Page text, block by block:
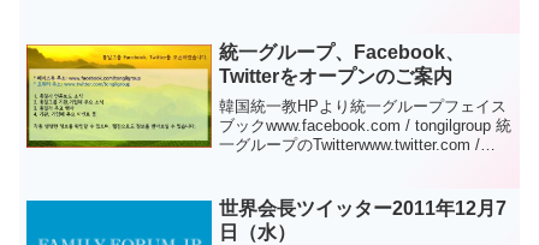
統一グループ、Facebook、
Twitterをオープンのご案内
韓国統一教HPより統一グループフェイス
ブックwww.facebook.com / tongilgroup 統
一グループのTwitterwww.twitter.com /
世界会長ツイッター2011年12月7
日（水）